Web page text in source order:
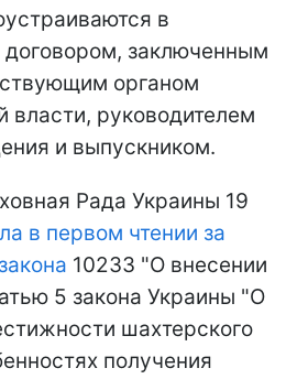
в
договором, заключенным
органом
власти, руководителем
и выпускником.
Рада Украины 19
в первом чтении за
10233 "О внесении
5 закона Украины "О
шахтерского
получения